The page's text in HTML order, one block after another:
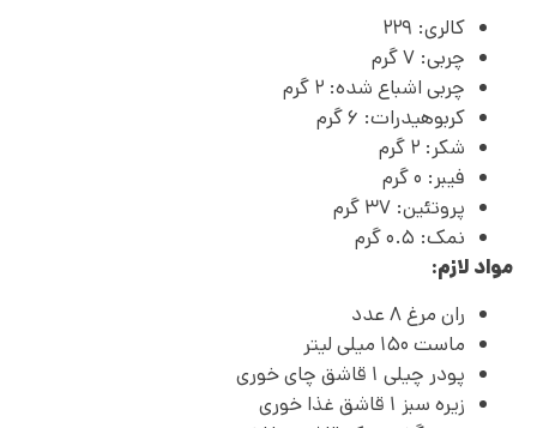
کالری: ۲۲۹
چربی: ۷ گرم
چربی اشباع شده: ۲ گرم
کربوهیدرات: ۶ گرم
شکر: ۲ گرم
فیبر: ۰ گرم
پروتئین: ۳۷ گرم
نمک: ۰.۵ گرم
مواد لازم:
ران مرغ ۸ عدد
ماست ۱۵۰ میلی لیتر
پودر چیلی ۱ قاشق چای خوری
زیره سبز ۱ قاشق غذا خوری